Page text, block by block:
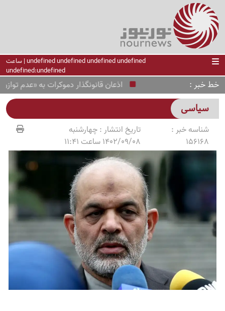
undefined undefined undefined undefined | ساعت
undefined:undefined
خط خبر اذعان قانونگذار دموکرات به «عدم توازن»
سیاسی
شناسه خبر :
156168
تاریخ انتشار :چهارشنبه
1402/09/08 ساعت 11:41